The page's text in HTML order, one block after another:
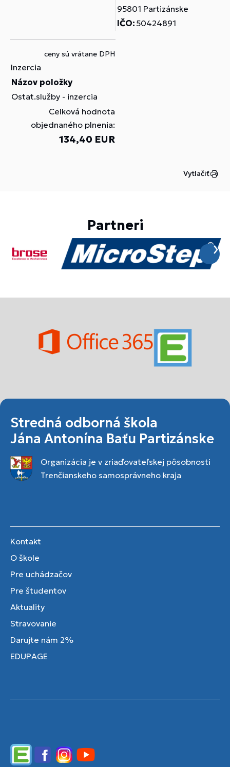
95801 Partizánske
IČO: 50424891
ceny sú vrátane DPH
Inzercia
Názov položky
Ostat.služby - inzercia
Celková hodnota
objednaného plnenia:
134,40 EUR
Vytlačiť
Partneri
Stredná odborná škola
Jána Antonína Baťu Partizánske
Organizácia je v zriaďovateľskej pôsobnosti
Trenčianskeho samosprávneho kraja
Kontakt
O škole
Pre uchádzačov
Pre študentov
Aktuality
Stravovanie
Darujte nám 2%
EDUPAGE
EdupageFacebookInstagram
YouTube